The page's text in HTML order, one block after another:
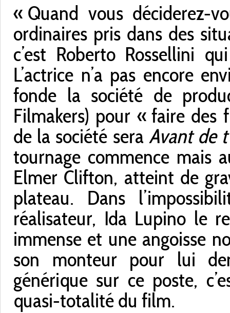
« Quand vous déciderez-
ordinaires pris dans des
c’est Roberto Rossellini
L’actrice n’a pas encore
fonde la société de
Filmakers) pour « faire
de la société sera Avant de
tournage commence mais
Elmer Clifton, atteint de
plateau. Dans
réalisateur, Ida Lupino le
immense et une angoisse
son monteur pour lui
générique sur ce poste,
quasi-totalité du film.